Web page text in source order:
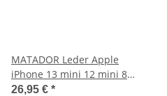
MATADOR Leder Apple
iPhone 13 mini 12 mini 8
Gürteltasche Schwarz
26,95 € *